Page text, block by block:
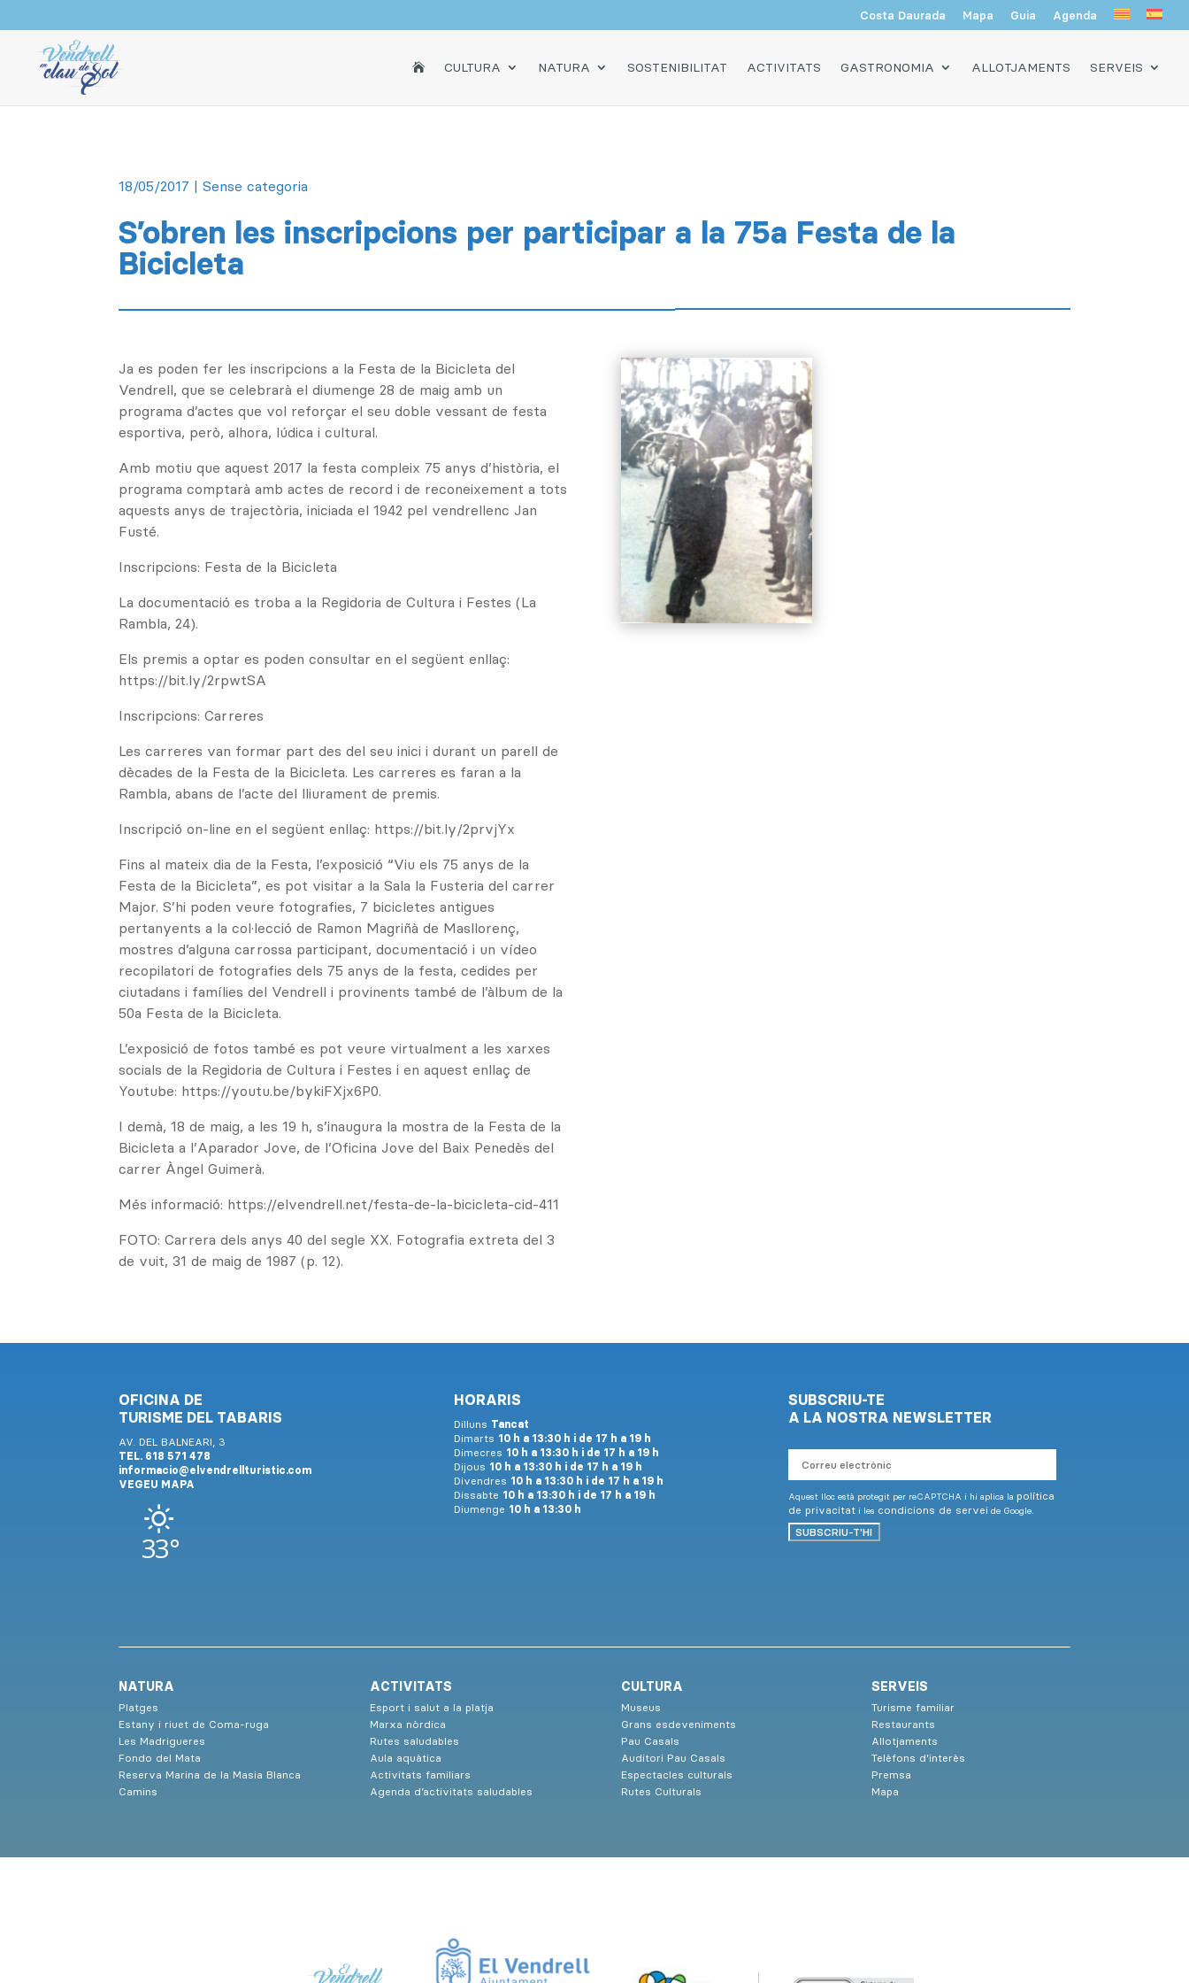
Costa Daurada Mapa Guia Agenda
INICICULTURA NATURA SOSTENIBILITAT ACTIVITATS GASTRONOMIA ALLOTJAMENTS SERVEIS
18/05/2017 | Sense categoria
S’obren les inscripcions per participar a la 75a Festa de la
Bicicleta
Ja es poden fer les inscripcions a la Festa de la Bicicleta del
Vendrell, que se celebrarà el diumenge 28 de maig amb un
programa d’actes que vol reforçar el seu doble vessant de festa
esportiva, però, alhora, lúdica i cultural.
Amb motiu que aquest 2017 la festa compleix 75 anys d’història, el
programa comptarà amb actes de record i de reconeixement a tots
aquests anys de trajectòria, iniciada el 1942 pel vendrellenc Jan
Fusté.
Inscripcions: Festa de la Bicicleta
La documentació es troba a la Regidoria de Cultura i Festes (La
Rambla, 24).
Els premis a optar es poden consultar en el següent enllaç:
https://bit.ly/2rpwtSA
Inscripcions: Carreres
Les carreres van formar part des del seu inici i durant un parell de
dècades de la Festa de la Bicicleta. Les carreres es faran a la
Rambla, abans de l’acte del lliurament de premis.
Inscripció on-line en el següent enllaç: https://bit.ly/2prvjYx
Fins al mateix dia de la Festa, l’exposició “Viu els 75 anys de la
Festa de la Bicicleta”, es pot visitar a la Sala la Fusteria del carrer
Major. S’hi poden veure fotografies, 7 bicicletes antigues
pertanyents a la col·lecció de Ramon Magriñà de Masllorenç,
mostres d’alguna carrossa participant, documentació i un vídeo
recopilatori de fotografies dels 75 anys de la festa, cedides per
ciutadans i famílies del Vendrell i provinents també de l’àlbum de la
50a Festa de la Bicicleta.
L’exposició de fotos també es pot veure virtualment a les xarxes
socials de la Regidoria de Cultura i Festes i en aquest enllaç de
Youtube: https://youtu.be/bykiFXjx6P0.
I demà, 18 de maig, a les 19 h, s’inaugura la mostra de la Festa de la
Bicicleta a l’Aparador Jove, de l’Oficina Jove del Baix Penedès del
carrer Àngel Guimerà.
Més informació: https://elvendrell.net/festa-de-la-bicicleta-cid-411
FOTO: Carrera dels anys 40 del segle XX. Fotografia extreta del 3
de vuit, 31 de maig de 1987 (p. 12).
OFICINA DE
TURISME DEL TABARIS
AV. DEL BALNEARI, 3
TEL. 618 571 478
informacio@elvendrellturistic.com
VEGEU MAPA
33°
HORARIS
Dilluns Tancat
Dimarts 10 h a 13:30 h i de 17 h a 19 h
Dimecres 10 h a 13:30 h i de 17 h a 19 h
Dijous 10 h a 13:30 h i de 17 h a 19 h
Divendres 10 h a 13:30 h i de 17 h a 19 h
Dissabte 10 h a 13:30 h i de 17 h a 19 h
Diumenge 10 h a 13:30 h
SUBSCRIU-TE
A LA NOSTRA NEWSLETTER
electrònic
Aquest lloc està protegit per reCAPTCHA i hi aplica la política
de privacitati les condicions de serveide Google.
SUBSCRIU-T'HI
NATURA
Platges
Estany i riuet de Coma-ruga
Les Madrigueres
Fondo del Mata
Reserva Marina de la Masia Blanca
Camins
ACTIVITATS
Esport i salut a la platja
Marxa nòrdica
Rutes saludables
Aula aquàtica
Activitats familiars
Agenda d’activitats saludables
CULTURA
Museus
Grans esdeveniments
Pau Casals
Auditori Pau Casals
Espectacles culturals
Rutes Culturals
SERVEIS
Turisme familiar
Restaurants
Allotjaments
Telèfons d’interès
Premsa
Mapa